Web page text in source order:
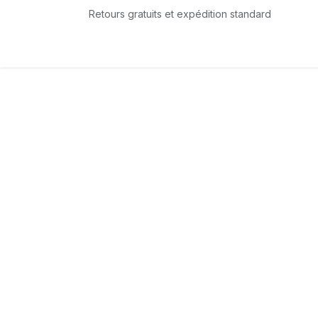
Se rendre au contenuRetours gratuits et expédition standard